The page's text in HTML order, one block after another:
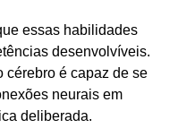
essas habilidades
desenvolvíveis.
cérebro é capaz de se
neurais em
deliberada.